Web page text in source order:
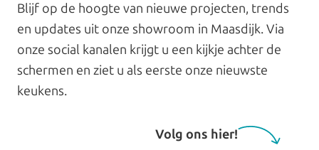
Blijf op de hoogte van nieuwe projecten, trends
en updates uit onze showroom in Maasdijk. Via
onze social kanalen krijgt u een kijkje achter de
schermen en ziet u als eerste onze nieuwste
keukens.
Volg ons hier!